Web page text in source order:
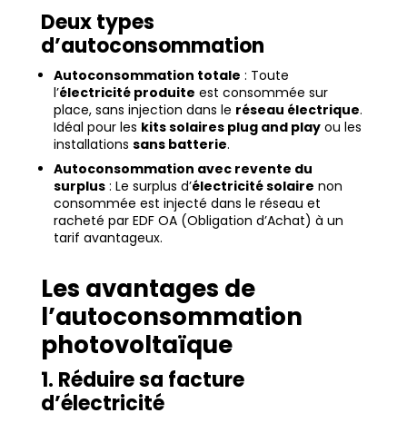
Deux types
d’autoconsommation
Autoconsommation totale : Toute
l’électricité produite est consommée sur
place, sans injection dans le réseau électrique.
Idéal pour les kits solaires plug and playou les
installations sans batterie.
Autoconsommation avec revente du
surplus: Le surplus d’électricité solaire non
consommée est injecté dans le réseau et
racheté par EDF OA (Obligation d’Achat) à un
tarif avantageux.
Les avantages de
l’autoconsommation
photovoltaïque
1. Réduire sa facture
d’électricité